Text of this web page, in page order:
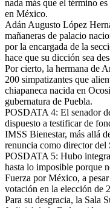
nada más que el término
en México.
Adán Augusto López
mañaneras de palacio
por la encargada de la
hace que su dicción sea
Por cierto, la hermana de
200 simpatizantes que
chiapaneca nacida en
gubernatura de Puebla.
POSDATA 4: El senador
dispuesto a testificar de
IMSS Bienestar, más allá
renuncia como director del
POSDATA 5: Hubo
hasta lo imposible porque
Fuerza por México, a
votación en la elección de
Para su desgracia, la Sala